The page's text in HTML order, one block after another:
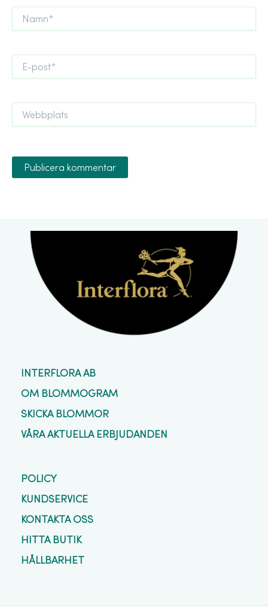
post*
INTERFLORA AB
OM BLOMMOGRAM
SKICKA BLOMMOR
VÅRA AKTUELLA ERBJUDANDEN
POLICY
KUNDSERVICE
KONTAKTA OSS
HITTA BUTIK
HÅLLBARHET